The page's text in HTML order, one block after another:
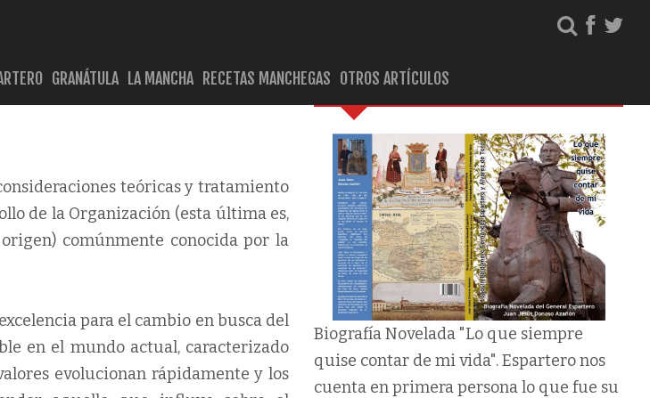
GRANÁTULA LA MANCHA RECETAS MANCHEGAS OTROS ARTÍCULOS
teóricas y tratamiento
de la Organización (esta última es,
comúnmente conocida por la
para el cambio en busca del
en el mundo actual, caracterizado
evolucionan rápidamente y los
Biografía del General Espartero
Biografía Novelada "Lo que siempre
quise contar de mi vida". Espartero nos
cuenta en primera persona lo que fue su